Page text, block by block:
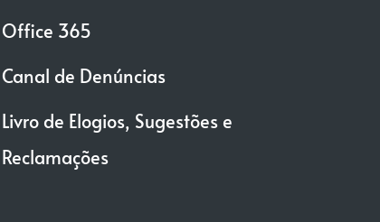
Office 365
Canal de Denúncias
Livro de Elogios, Sugestões e
Reclamações